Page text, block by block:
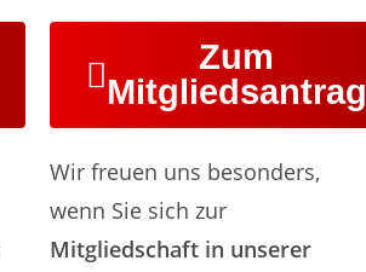
Zum
Mitgliedsantrag
Wir freuen uns besonders,
wenn Sie sich zur
Mitgliedschaft in unserer